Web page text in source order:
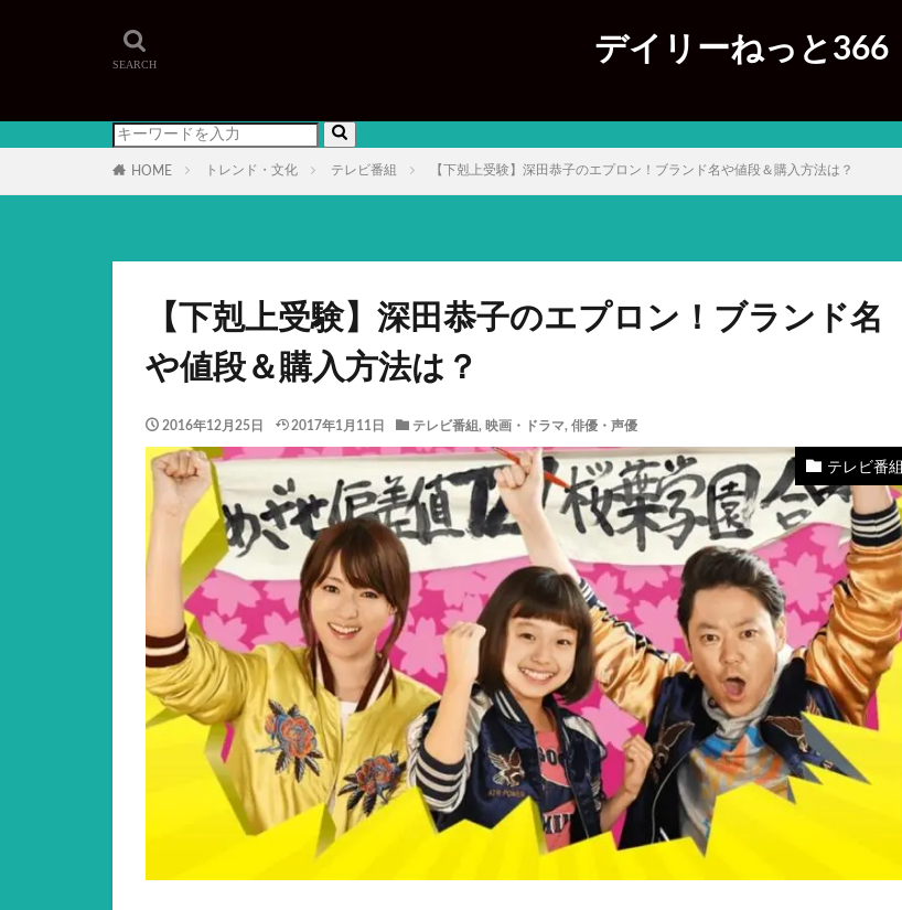
デイリーねっと366
HOME トレンド・文化 テレビ番組 【下剋上受験】深田恭子のエプロン！ブランド名や値段＆購入方法は？
【下剋上受験】深田恭子のエプロン！ブランド名
や値段＆購入方法は？
2016年12月25日 2017年1月11日 テレビ番組, 映画・ドラマ, 俳優・声優
テレビ番組